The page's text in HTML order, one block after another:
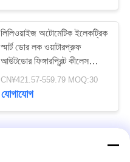
লিলিওয়াইজ অটোমেটিক ইলেকট্রিক
স্মার্ট ডোর লক ওয়াটারপ্রুফ
আউটডোর ফিঙ্গারপ্রিন্ট কীলেস
টটলক টুয়া স্মার্ট লক উইফাই সহ
CN¥421.57-559.79 MOQ:30
যোগাযোগ